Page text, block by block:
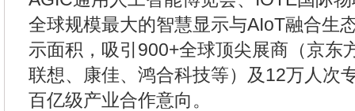
全球规模最大的智慧显示与AIoT融合生
示面积，吸引900+全球顶尖展商（京东
联想、康佳、鸿合科技等）及12万人次
百亿级产业合作意向。